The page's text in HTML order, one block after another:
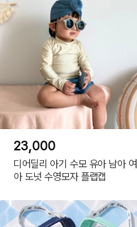
23,000
디어딜리 아기 수모 유아 남아 여
아 도넛 수영모자 플랩캡